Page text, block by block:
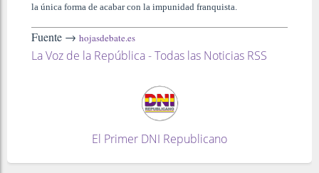
la única forma de acabar con la impunidad franquista.
Fuente → hojasdebate.es
La Voz de la República - Todas las Noticias RSS
El Primer DNI Republicano